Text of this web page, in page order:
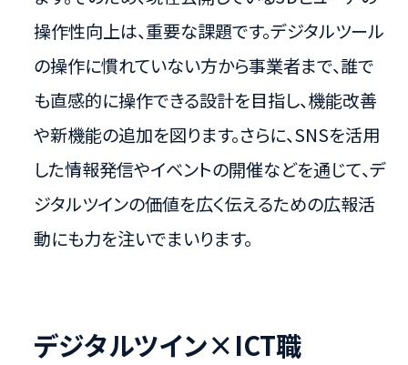
操作性向上は、重要な課題です。デジタルツール
の操作に慣れていない方から事業者まで、誰で
も直感的に操作できる設計を目指し、機能改善
や新機能の追加を図ります。さらに、SNSを活用
した情報発信やイベントの開催などを通じて、デ
ジタルツインの価値を広く伝えるための広報活
動にも力を注いでまいります。
デジタルツイン×ICT職